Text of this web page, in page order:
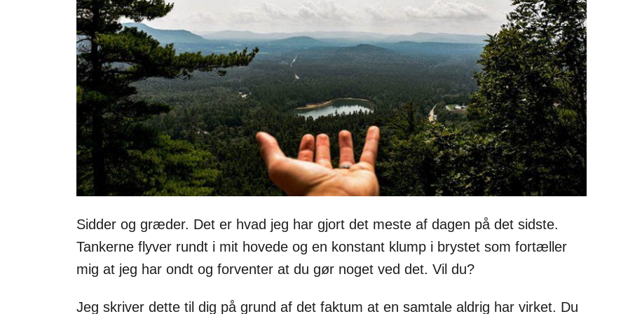
Sidder og græder. Det er hvad jeg har gjort det meste af dagen på det sidste.
Tankerne flyver rundt i mit hovede og en konstant klump i brystet som fortæller
mig at jeg har ondt og forventer at du gør noget ved det. Vil du?
Jeg skriver dette til dig på grund af det faktum at en samtale aldrig har virket. Du